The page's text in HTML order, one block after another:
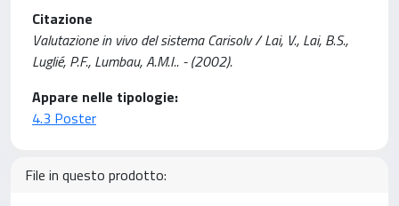
Citazione
Valutazione in vivo del sistema Carisolv / Lai, V., Lai, B.S.,
Luglié, P.F., Lumbau, A.M.I.. - (2002).
Appare nelle tipologie:
4.3 Poster
File in questo prodotto: